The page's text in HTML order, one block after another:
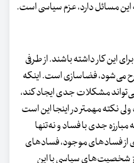
مسائل دارد، عزم سیاسی است.
این کار داشته باشند. از طرفی
می‌شود، فضاسازی است. اینکه
مشکلات جدی ایجاد کند،
نکته مهمتر در اینجا این است
جدی با فساد و نه‌تنها
از فسادهای موجود، فسادهای
شخصیت‌های سیاسی با این